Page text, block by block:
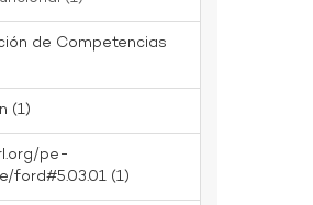
de Competencias
(1)
pe-
ford#5.03.01 (1)